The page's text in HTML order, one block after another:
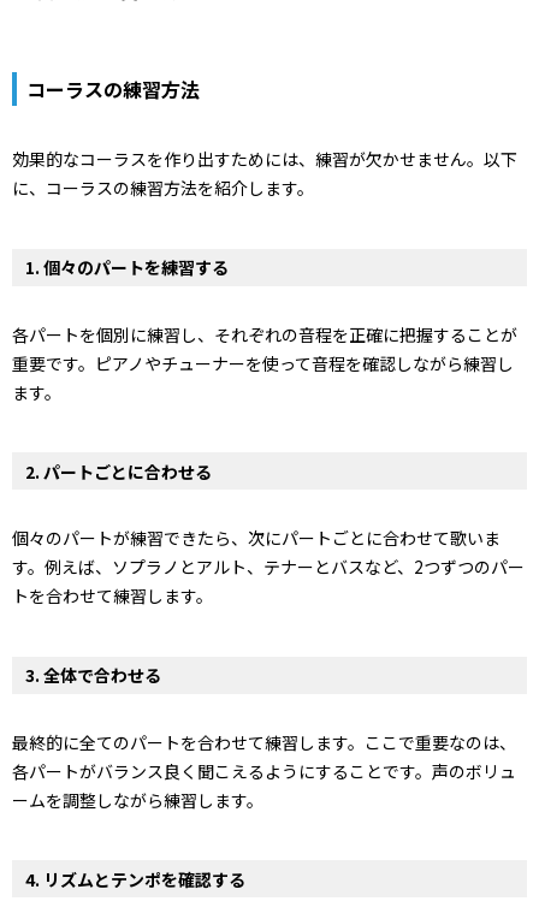
コーラスの練習方法
効果的なコーラスを作り出すためには、練習が欠かせません。以下
に、コーラスの練習方法を紹介します。
1. 個々のパートを練習する
各パートを個別に練習し、それぞれの音程を正確に把握することが
重要です。ピアノやチューナーを使って音程を確認しながら練習し
ます。
2. パートごとに合わせる
個々のパートが練習できたら、次にパートごとに合わせて歌いま
す。例えば、ソプラノとアルト、テナーとバスなど、2つずつのパー
トを合わせて練習します。
3. 全体で合わせる
最終的に全てのパートを合わせて練習します。ここで重要なのは、
各パートがバランス良く聞こえるようにすることです。声のボリュ
ームを調整しながら練習します。
4. リズムとテンポを確認する